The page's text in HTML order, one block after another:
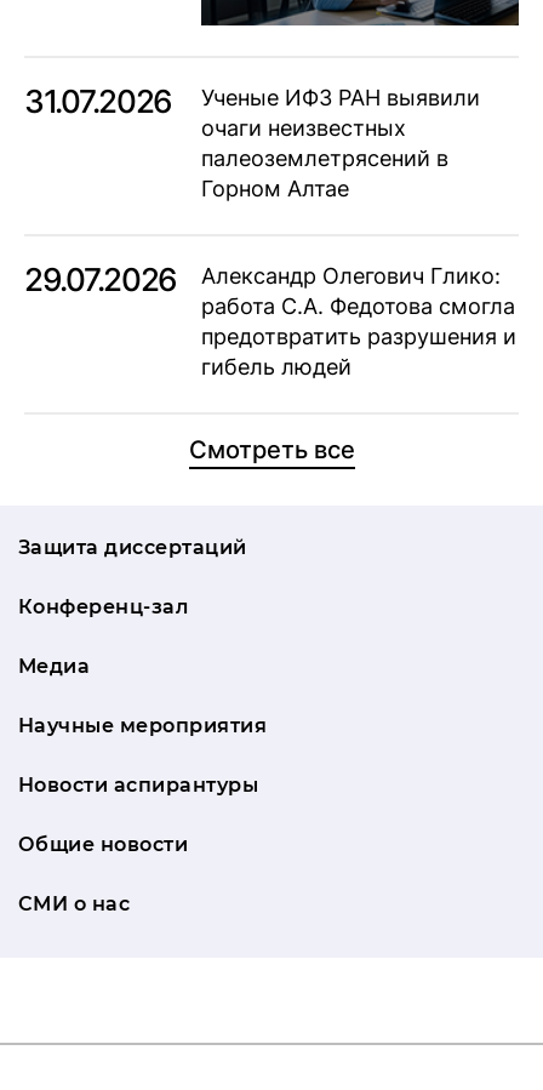
31.07.2026
Ученые ИФЗ РАН выявили
очаги неизвестных
палеоземлетрясений в
Горном Алтае
29.07.2026
Александр Олегович Глико:
работа С.А. Федотова смогла
предотвратить разрушения и
гибель людей
Смотреть все
Защита диссертаций
Конференц-зал
Медиа
Научные мероприятия
Новости аспирантуры
Общие новости
СМИ о нас